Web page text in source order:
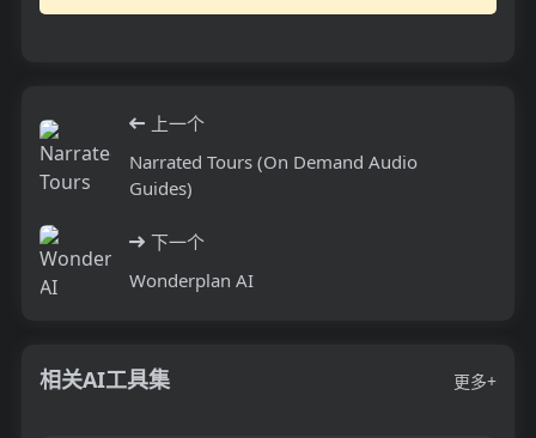
上一个
Narrated Tours (On Demand Audio
Guides)
下一个
Wonderplan AI
相关AI工具集 更多+